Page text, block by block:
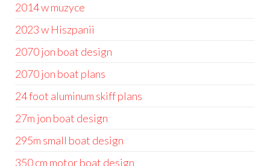
2014 w muzyce
2023 w Hiszpanii
2070 jon boat design
2070 jon boat plans
24 foot aluminum skiff plans
27m jon boat design
295m small boat design
350 cm motor boat design